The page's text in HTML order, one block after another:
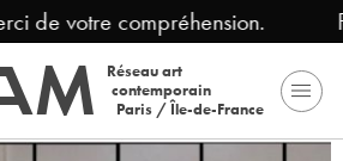
votre compréhension.
Réseau art
contemporain
Paris / Île-de-France